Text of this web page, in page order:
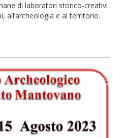
di laboratori storico-creativi
all’archeologia e al territorio.